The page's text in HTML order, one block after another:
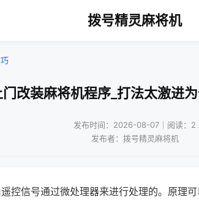
拨号精灵麻将机
改装麻将机程序_打法太激进
发布时间：2026-08-07｜阅读：2
发布者：拨号精灵麻将机
控信号通过微处理器来进行处理的。原理